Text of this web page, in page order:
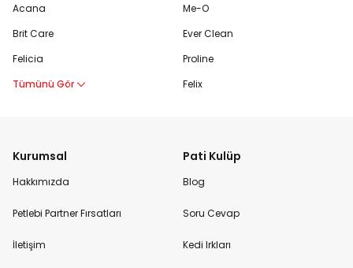
Acana
Brit Care
Felicia
Tümünü Gör
Me-O
Ever Clean
Proline
Felix
Kurumsal
Hakkımızda
Petlebi Partner Fırsatları
İletişim
Pati Kulüp
Blog
Soru Cevap
Kedi Irkları